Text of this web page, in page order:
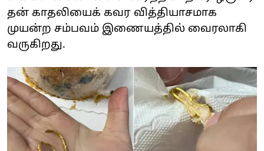
தன் காதலியைக் கவர வித்தியாசமாக
முயன்ற சம்பவம் இணையத்தில் வைரலாகி
வருகிறது.